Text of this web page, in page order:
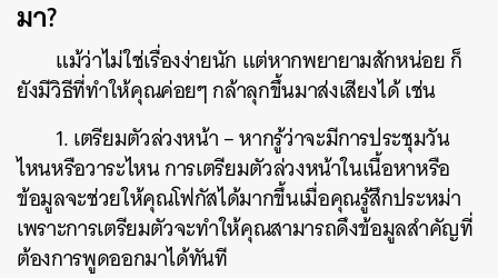
มา?
แม้ว่าไม่ใช่เรื่องง่ายนัก แต่หากพยายามสักหน่อย ก็
ยังมีวิธีที่ทำให้คุณค่อยๆ กล้าลุกขึ้นมาส่งเสียงได้ เช่น
1. เตรียมตัวล่วงหน้า – หากรู้ว่าจะมีการประชุมวัน
ไหนหรือวาระไหน การเตรียมตัวล่วงหน้าในเนื้อหาหรือ
ข้อมูลจะช่วยให้คุณโฟกัสได้มากขึ้นเมื่อคุณรู้สึกประหม่า
เพราะการเตรียมตัวจะทำให้คุณสามารถดึงข้อมูลสำคัญที่
ต้องการพูดออกมาได้ทันที